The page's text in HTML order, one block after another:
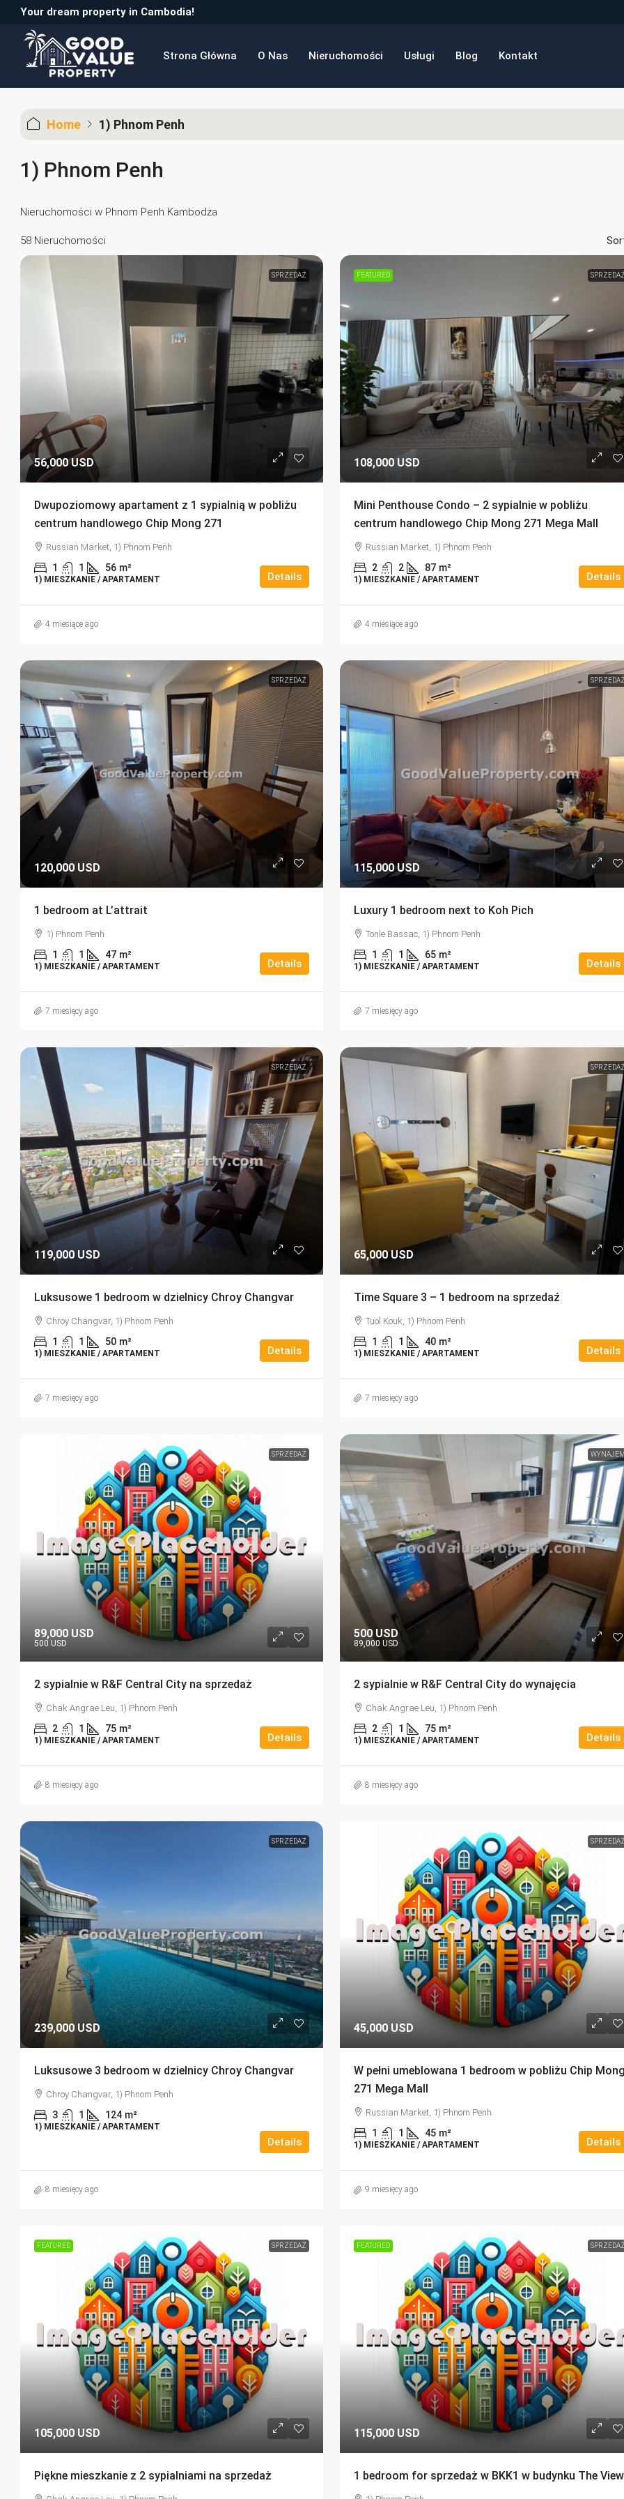
Your dream property in Cambodia!
Strona Główna O Nas Nieruchomości Usługi Blog Kontakt
Home 1) Phnom Penh
1) Phnom Penh
Nieruchomości w Phnom Penh Kambodża
58 Nieruchomości
SPRZEDAŻ
56,000 USD
Dwupoziomowy apartament z 1 sypialnią w pobliżu
centrum handlowego Chip Mong 271
Russian Market, 1) Phnom Penh
1 1 56 m²
1) MIESZKANIE / APARTAMENT Details
4 miesiące ago
FEATURED
108,000 USD
Mini Penthouse Condo – 2 sypialnie w pobliżu
centrum handlowego Chip Mong 271 Mega Mall
Russian Market, 1) Phnom Penh
2 2 87 m²
1) MIESZKANIE / APARTAMENT Details
4 miesiące ago
SPRZEDAŻ
120,000 USD
1 bedroom at L’attrait
1) Phnom Penh
1 1 47 m²
1) MIESZKANIE / APARTAMENT Details
7 miesięcy ago
115,000 USD
Luxury 1 bedroom next to Koh Pich
Tonle Bassac, 1) Phnom Penh
1 1 65 m²
1) MIESZKANIE / APARTAMENT Details
7 miesięcy ago
SPRZEDAŻ
119,000 USD
Luksusowe 1 bedroom w dzielnicy Chroy Changvar
Chroy Changvar, 1) Phnom Penh
1 1 50 m²
1) MIESZKANIE / APARTAMENT Details
7 miesięcy ago
65,000 USD
Time Square 3 – 1 bedroom na sprzedaź
Tuol Kouk, 1) Phnom Penh
1 1 40 m²
1) MIESZKANIE / APARTAMENT Details
7 miesięcy ago
SPRZEDAŻ
89,000 USD
500 USD
2 sypialnie w R&F Central City na sprzedaż
Chak Angrae Leu, 1) Phnom Penh
2 1 75 m²
1) MIESZKANIE / APARTAMENT Details
8 miesięcy ago
500 USD
89,000 USD
2 sypialnie w R&F Central City do wynajęcia
Chak Angrae Leu, 1) Phnom Penh
2 1 75 m²
1) MIESZKANIE / APARTAMENT Details
8 miesięcy ago
SPRZEDAŻ
239,000 USD
Luksusowe 3 bedroom w dzielnicy Chroy Changvar
Chroy Changvar, 1) Phnom Penh
3 1 124 m²
1) MIESZKANIE / APARTAMENT
Details
8 miesięcy ago
45,000 USD
W pełni umeblowana 1 bedroom w pobliżu Chip
271 Mega Mall
Russian Market, 1) Phnom Penh
1 1 45 m²
1) MIESZKANIE / APARTAMENT Details
9 miesięcy ago
FEATURED SPRZEDAŻ
105,000 USD
Piękne mieszkanie z 2 sypialniami na sprzedaż
FEATURED
115,000 USD
1 bedroom for sprzedaż w BKK1 w budynku The View